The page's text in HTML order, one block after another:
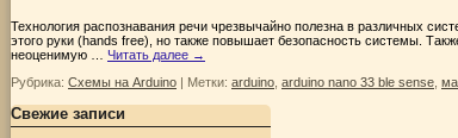
Технология распознавания речи чрезвычайно полезна в различных
этого руки (hands free), но также повышает безопасность системы.
неоценимую … Читать далее →
Рубрика: Схемы на Arduino | Метки: arduino arduino nano 33 ble sense
Свежие записи